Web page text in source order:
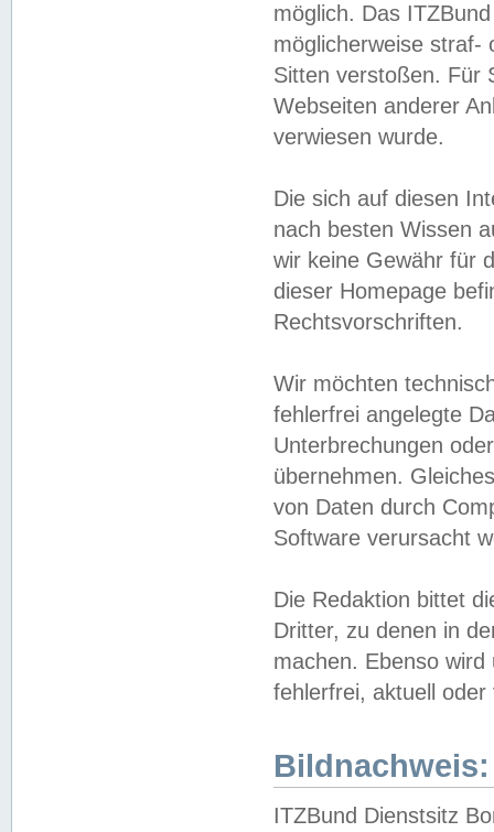
möglich. Das
möglicherweise straf-
Sitten verstoßen. Für
Webseiten anderer
verwiesen wurde.
Die sich auf diesen
nach besten Wissen
wir keine Gewähr für
dieser Homepage
Rechtsvorschriften.
Wir möchten
fehlerfrei angelegte
Unterbrechungen
übernehmen.
von Daten durch
Software verursacht
Die Redaktion bittet
Dritter, zu denen in
machen. Ebenso
fehlerfrei, aktuell oder
Bildnachweis:
ITZBund Dienstsitz